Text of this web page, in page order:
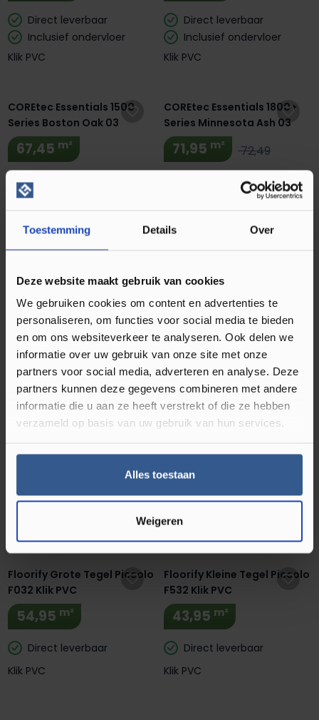
Toestemming Details Over
Deze website maakt gebruik van cookies
We gebruiken cookies om content en advertenties te
personaliseren, om functies voor social media te bieden
en om ons websiteverkeer te analyseren. Ook delen we
informatie over uw gebruik van onze site met onze
partners voor social media, adverteren en analyse. Deze
partners kunnen deze gegevens combineren met andere
informatie die u aan ze heeft verstrekt of die ze hebben
verzameld op basis van uw gebruik van hun services.
Alles toestaan
Weigeren
Direct leverbaar
Inclusief ondervloer
Klik PVC
Direct leverbaar
Inclusief ondervloer
Klik PVC
COREtec Essentials 1500
Series Boston Oak 03
67,45 m²
Direct leverbaar
Inclusief ondervloer
COREtec Essentials 1800+
Series Minnesota Ash 03
71,95 m² 72,49
Direct leverbaar
Inclusief ondervloer
Marmer Wit AVST40136
44,95 m² 49,95
Direct leverbaar
Extra BTW Korting! 🔥
Thabor
53,95m² 67,99
Direct leverbaar
Inclusief ondervloer
Klik PVC
Floorify Grote Tegel Verona
Direct leverbaar
Floorify Kleine Tegel Verona
43,95
Direct leverbaar
Klik PVC
Floorify Grote Tegel Piccolo
F032 Klik PVC
54,95 m²
Direct leverbaar
Klik PVC
Floorify Kleine Tegel Piccolo
F532 Klik PVC
43,95 m²
Direct leverbaar
Klik PVC